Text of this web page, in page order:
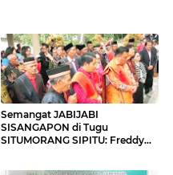
Semangat JABIJABI
SISANGAPON di Tugu
SITUMORANG SIPITU: Freddy